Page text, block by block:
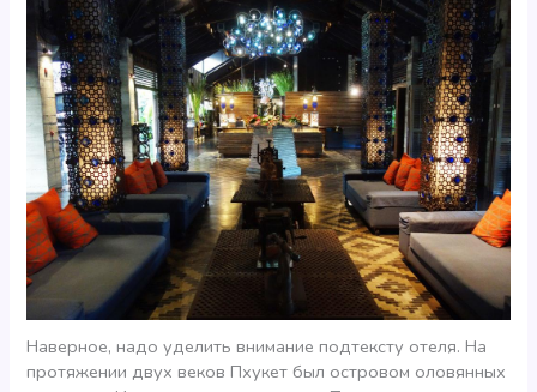
Наверное, надо уделить внимание подтексту отеля. На
протяжении двух веков Пхукет был островом оловянных